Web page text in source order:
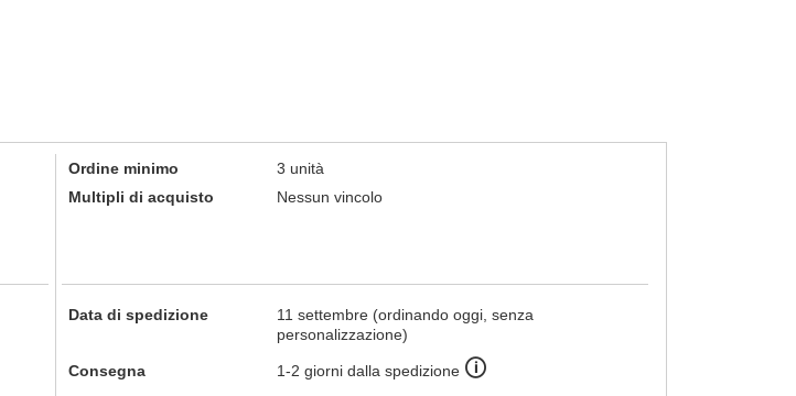
Ordine minimo
3 unità
Multipli di acquisto
Nessun vincolo
Data di spedizione
11 settembre (ordinando oggi, senza
personalizzazione)
Consegna 1-2 giorni dalla spedizione 🛈